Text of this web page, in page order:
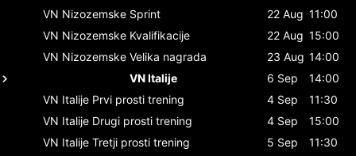
VN Nizozemske Sprint 22 Aug 11:00
VN Nizozemske Kvalifikacije 22 Aug 15:00
VN Nizozemske Velika nagrada 23 Aug 14:00
VN Italije
6 Sep
14:00
VN Italije Prvi prosti trening 4 Sep
11:30
VN Italije Drugi prosti trening 4 Sep
15:00
VN Italije Tretji prosti trening 5 Sep
11:30